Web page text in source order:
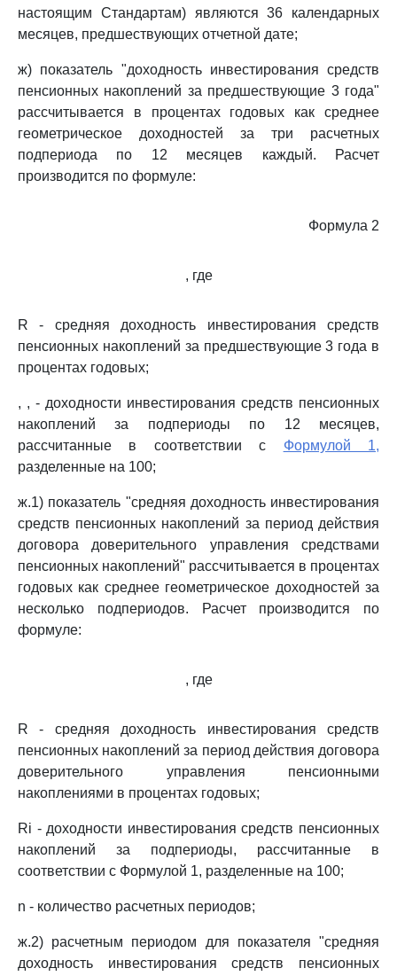
настоящим Стандартам) являются 36 календарных
месяцев, предшествующих отчетной дате;
ж) показатель "доходность инвестирования средств
пенсионных накоплений за предшествующие 3 года"
рассчитывается в процентах годовых как среднее
геометрическое доходностей за три расчетных
подпериода по 12 месяцев каждый. Расчет
производится по формуле:
Формула 2
, где
R - средняя доходность инвестирования средств
пенсионных накоплений за предшествующие 3 года в
процентах годовых;
, , - доходности инвестирования средств пенсионных
накоплений за подпериоды по 12 месяцев,
рассчитанные в соответствии с Формулой 1,
разделенные на 100;
ж.1) показатель "средняя доходность инвестирования
средств пенсионных накоплений за период действия
договора доверительного управления средствами
пенсионных накоплений" рассчитывается в процентах
годовых как среднее геометрическое доходностей за
несколько подпериодов. Расчет производится по
формуле:
, где
R - средняя доходность инвестирования средств
пенсионных накоплений за период действия договора
доверительного управления пенсионными
накоплениями в процентах годовых;
Ri - доходности инвестирования средств пенсионных
накоплений за подпериоды, рассчитанные в
соответствии с Формулой 1, разделенные на 100;
n - количество расчетных периодов;
ж.2) расчетным периодом для показателя "средняя
доходность инвестирования средств пенсионных